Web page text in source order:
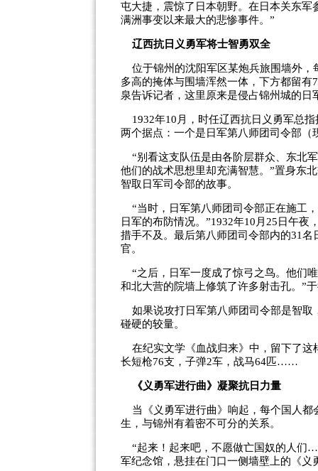
屯大捷，震惊了日本朝野。在日本关东
满洲事变以来最大的悲惨事件。”
辽西抗日义勇军将士智勇双全
位于锦州的沈阳军区某炮兵旅围墙外，
多高的掩体与围墙浑然一体，下方都留
泉告诉记者，这里原来是侵占锦州城的
1932年10月，时任辽西抗日义勇军总
两个据点：一个是日军第八师团司令部
“别看这支队伍是由各阶层群众、东北
他们的战术思想里却充满智慧。”置身东
智取日军司令部的故事。
“当时，日军第八师团司令部正在施工
日军的布防情况。”1932年10月25日午
措手不及。最后第八师团司令部内的31
官。
“之后，日军一度成了惊弓之鸟。他们
和北大营的院墙上修筑了许多射击孔。”
如果说攻打日军第八师团司令部是智取
碰硬的较量。
在纪实文学《血战归来》中，留下了这
长短枪76支，子弹2车，战马64匹……
《义勇军进行曲》凝聚抗日力量
当《义勇军进行曲》响起，每个国人都
生，与锦州有着密不可分的关系。
“起来！起来吧，不愿做亡国奴的人们
军纪念馆，悬挂在门口一侧墙壁上的《义